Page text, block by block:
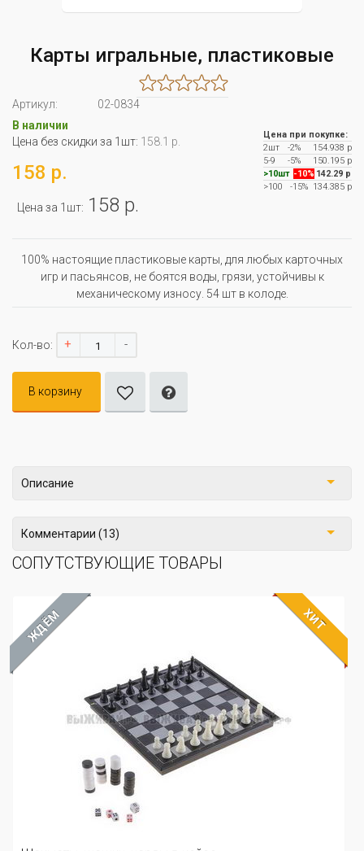
Карты игральные, пластиковые
Артикул:
02-0834
В наличии
Цена без скидки за 1шт: 158.1 р.
158 р.
Цена за 1шт: 158 р.
Цена при покупке:
2шт
-2%
154.938 р
5-9
-5%
150.195 р
>10шт -10% 142.29 р
>100
-15% 134.385 р
100% настоящие пластиковые карты, для любых карточных
игр и пасьянсов, не боятся воды, грязи, устойчивы к
механическому износу. 54 шт в колоде.
Кол-во: + -
В корзину
Описание
Комментарии (13)
СОПУТСТВУЮЩИЕ ТОВАРЫ
ЖДЁМ ХИТ